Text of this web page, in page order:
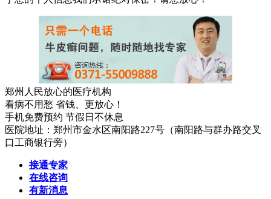
郑州人民放心的医疗机构
看病不用愁 省钱、更放心！
手机免费预约 节假日不休息
医院地址：郑州市金水区南阳路227号（南阳路与群办路交叉
口工商银行旁）
接通专家
在线咨询
有新消息